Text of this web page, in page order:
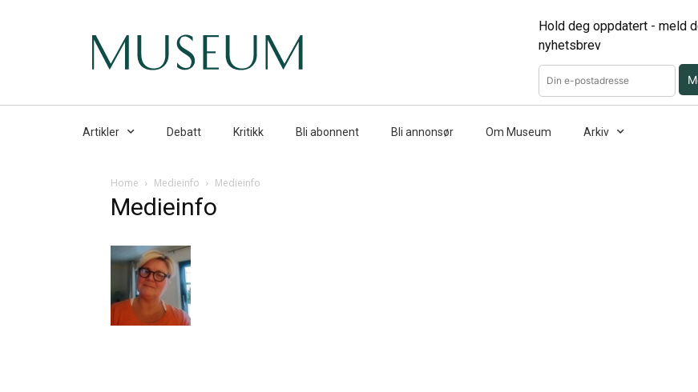
Hold deg oppdatert - meld
nyhetsbrev
Artikler Debatt Kritikk Bli abonnent Bli annonsør Om Museum Arkiv
Home Medieinfo Medieinfo
Medieinfo